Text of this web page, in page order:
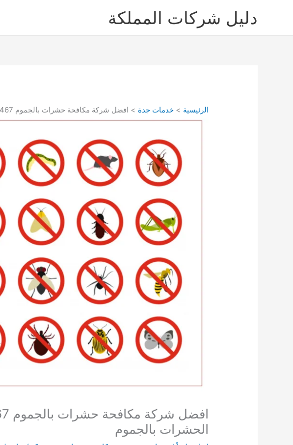
دليل شركات المملكة
الرئيسية خدمات جدة افضل شركة مكافحة حشرات بالجموم 0560021467 دليل ارخص شركات مكافحة وقتل الحشرات بالجموم
الحشرات بالجموم